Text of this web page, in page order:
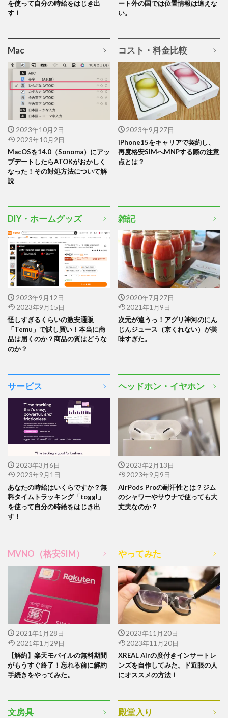
を使って自分の時給をはじき出
す！
ート外の国では位置情報は追えな
い。
Mac
2023年10月2日
2023年10月2日
MacOSを14.0（Sonoma）にアッ
プデートしたらATOKがおかしく
なった！その対処方法について解
説
コスト・料金比較
2023年9月27日
iPhone15をキャリアで契約し、
再度格安SIMへMNPする際の注意
点とは？
DIY・ホームグッズ
2023年9月12日
2023年9月15日
怪しすぎるくらいの激安通販
「Temu」で試し買い！本当に商
品は届くのか？商品の質はどうな
のか？
雑記
2020年7月27日
2021年1月9日
次元が違うっ！アグリ神河のにん
じんジュース（京くれない）が美
味すぎた。
サービス
2023年3月6日
2023年9月1日
あなたの時給はいくらですか？無
料タイムトラッキング「toggl」
を使って自分の時給をはじき出
す！
ヘッドホン・イヤホン
2023年2月13日
2023年9月9日
AirPods Proの耐汗性とは？ジム
のシャワーやサウナで使っても大
丈夫なのか？
MVNO（格安SIM）
2021年1月28日
2021年1月29日
【解約】楽天モバイルの無料期間
がもうすぐ終了！忘れる前に解約
手続きをやってみた。
やってみた
2023年11月20日
2023年11月20日
XREAL Airの度付きインサートレ
ンズを自作してみた。ド近眼の人
にオススメの方法！
文房具 殿堂入り